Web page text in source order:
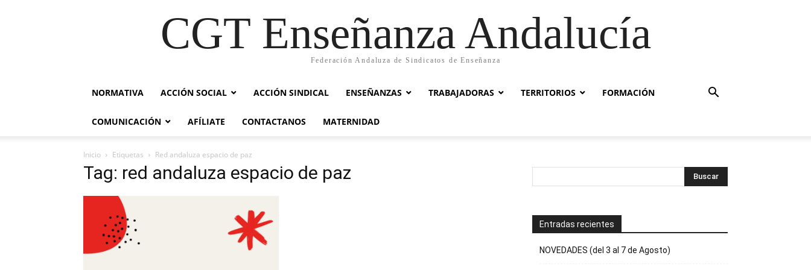
CGT Enseñanza Andalucía
Federación Andaluza de Sindicatos de Enseñanza
NORMATIVA ACCIÓN SOCIAL ACCIÓN SINDICAL ENSEÑANZAS TRABAJADORAS TERRITORIOS FORMACIÓN
COMUNICACIÓN AFÍLIATE CONTACTANOS MATERNIDAD
Inicio Etiquetas Red andaluza espacio de paz
Tag: red andaluza espacio de paz
Entradas recientes
NOVEDADES (del 3 al 7 de Agosto)